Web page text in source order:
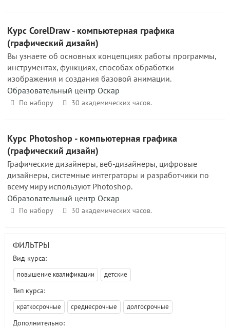
Курс CorelDraw - компьютерная графика
(графический дизайн)
Вы узнаете об основных концепциях работы программы,
инструментах, функциях, способах обработки
изображения и создания базовой анимации.
Образовательный центр Оскар
По набору 30 академических часов.
Курс Photoshop - компьютерная графика
(графический дизайн)
Графические дизайнеры, веб-дизайнеры, цифровые
дизайнеры, системные интеграторы и разработчики по
всему миру используют Photoshop.
Образовательный центр Оскар
По набору 30 академических часов.
ФИЛЬТРЫ
Вид курса:
повышение квалификации детские
Тип курса:
краткосрочные среднесрочные долгосрочные
Дополнительно: